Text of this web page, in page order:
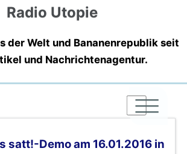
Radio Utopie
der Welt und Bananenrepublik seit
und Nachrichtenagentur.
|
|
|
satt!-Demo am 16.01.2016 in